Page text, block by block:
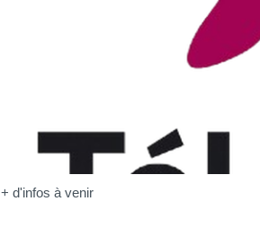
+ d'infos à venir